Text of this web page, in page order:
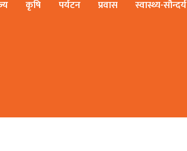
कृषि पर्यटन प्रवास स्वास्थ्य-सौन्दर्य